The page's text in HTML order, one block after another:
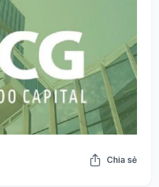
Chia sẻ